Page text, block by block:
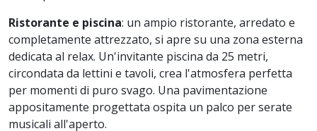
Ristorante e piscina: un ampio ristorante, arredato e
completamente attrezzato, si apre su una zona esterna
dedicata al relax. Un'invitante piscina da 25 metri,
circondata da lettini e tavoli, crea l'atmosfera perfetta
per momenti di puro svago. Una pavimentazione
appositamente progettata ospita un palco per serate
musicali all'aperto.